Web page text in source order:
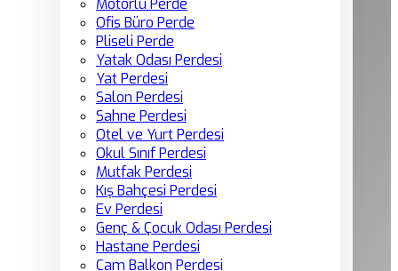
Motorlu Perde
Ofis Büro Perde
Pliseli Perde
Yatak Odası Perdesi
Yat Perdesi
Salon Perdesi
Sahne Perdesi
Otel ve Yurt Perdesi
Okul Sınıf Perdesi
Mutfak Perdesi
Kış Bahçesi Perdesi
Ev Perdesi
Genç & Çocuk Odası Perdesi
Hastane Perdesi
Cam Balkon Perdesi